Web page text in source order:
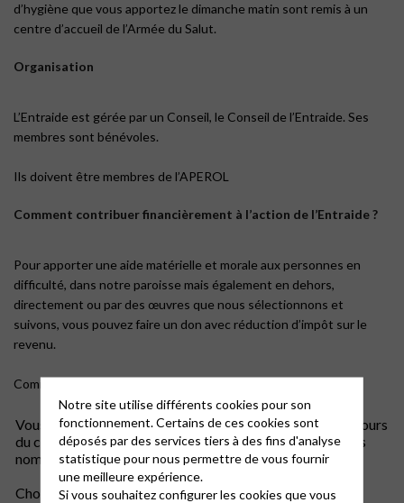
d’hygiène que vous apportez le dimanche matin sont remis à un
centre d’accueil de l’Armée du Salut.
Organisation
L’Entraide est gérée par un Conseil, le Conseil de l’Entraide. Ses
membres sont bénévoles.
Ils doivent être membres de l’APEROL
Comment contribuer financièrement à l’action de l’Entraide ?
Pour apporter une aide matérielle et morale aux personnes en
difficulté, dans notre paroisse mais également en dehors,
directement ou par des œuvres que nous sélectionnons et
suivons, vous pouvez faire un don avec réduction d’impôt sur le
revenu.
Comment donner ?
Vous pouvez faire un don anonyme lors de l’offrande au cours
du culte du premier dimanche du mois, mais seuls les dons
nominatifs permettent cet important avantage fiscal.
Choisissez de donner ainsi :
Notre site utilise différents cookies pour son
fonctionnement. Certains de ces cookies sont
déposés par des services tiers à des fins d'analyse
statistique pour nous permettre de vous fournir
une meilleure expérience.
Si vous souhaitez configurer les cookies que vous